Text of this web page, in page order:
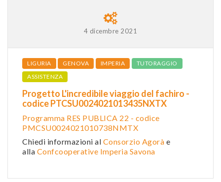
4 dicembre 2021
LIGURIA GENOVA IMPERIA
TUTORAGGIO
ASSISTENZA
Progetto L'incredibile viaggio del fachiro -
codice PTCSU0024021013435NXTX
Programma RES PUBLICA 22 - codice
PMCSU0024021010738NMTX
Chiedi informazioni al Consorzio Agorà e
alla Confcooperative Imperia Savona